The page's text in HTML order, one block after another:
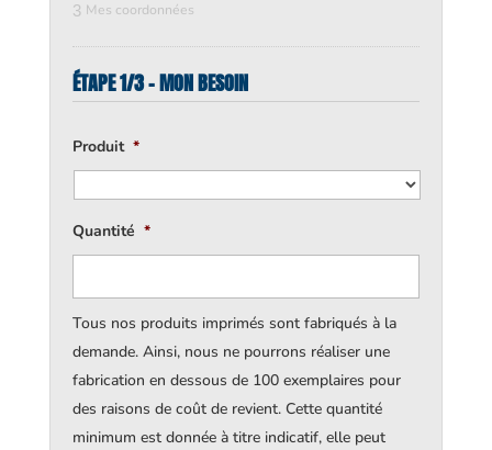
3 Mes coordonnées
ÉTAPE 1/3 - MON BESOIN
Produit *
Quantité *
Tous nos produits imprimés sont fabriqués à la
demande. Ainsi, nous ne pourrons réaliser une
fabrication en dessous de 100 exemplaires pour
des raisons de coût de revient. Cette quantité
minimum est donnée à titre indicatif, elle peut